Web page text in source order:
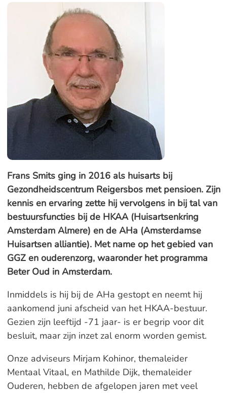
Frans Smits ging in 2016 als huisarts bij
Gezondheidscentrum Reigersbos met pensioen. Zijn
kennis en ervaring zette hij vervolgens in bij tal van
bestuursfuncties bij de HKAA (Huisartsenkring
Amsterdam Almere) en de AHa (Amsterdamse
Huisartsen alliantie). Met name op het gebied van
GGZ en ouderenzorg, waaronder het programma
Beter Oud in Amsterdam.
Inmiddels is hij bij de AHa gestopt en neemt hij
aankomend juni afscheid van het HKAA-bestuur.
Gezien zijn leeftijd -71 jaar- is er begrip voor dit
besluit, maar zijn inzet zal enorm worden gemist.
Onze adviseurs Mirjam Kohinor, themaleider
Mentaal Vitaal, en Mathilde Dijk, themaleider
Ouderen, hebben de afgelopen jaren met veel